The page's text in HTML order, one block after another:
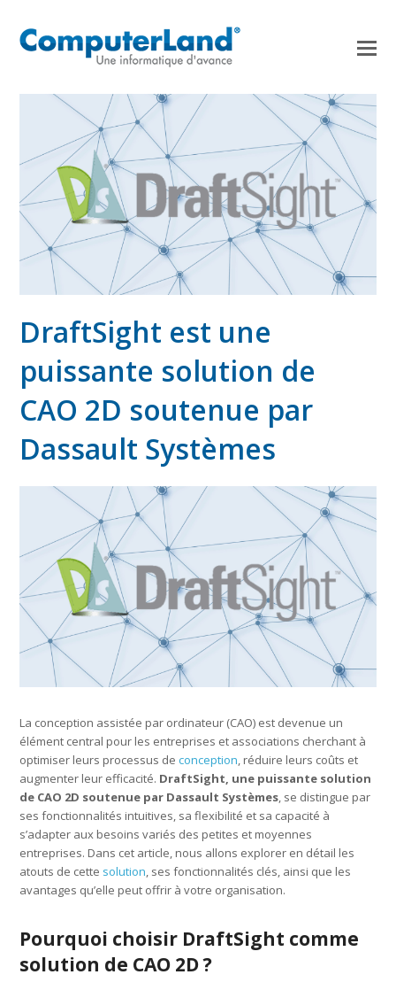
DraftSight est une
puissante solution de
CAO 2D soutenue par
Dassault Systèmes
La conception assistée par ordinateur (CAO) est devenue un
élément central pour les entreprises et associations cherchant à
optimiser leurs processus deconception, réduire leurs coûts et
augmenter leur efficacité. DraftSight, une puissante solution
de CAO 2D soutenue par Dassault Systèmes, se distingue par
ses fonctionnalités intuitives, sa flexibilité et sa capacité à
s’adapter aux besoins variés des petites et moyennes
entreprises. Dans cet article, nous allons explorer en détail les
atouts de cette solution, ses fonctionnalités clés, ainsi que les
avantages qu’elle peut offrir à votre organisation.
Pourquoi choisir DraftSight comme
solution de CAO 2D ?